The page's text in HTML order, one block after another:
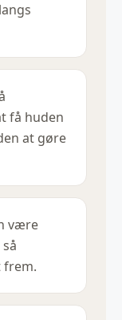
få huden
at gøre
være